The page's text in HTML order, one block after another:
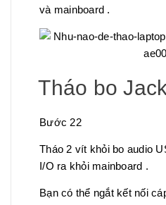
và mainboard .
Tháo bo
Bước 22
Tháo 2 vít khỏi bo audio
I/O ra khỏi mainboard .
Bạn có thể ngắt kết nối